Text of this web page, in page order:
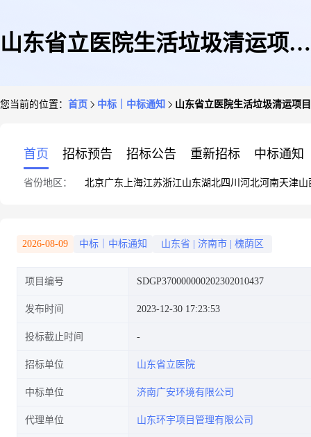
山东省立医院生活垃圾清运项目
您当前的位置： 首页 中标｜中标通知 山东省立医院生活垃圾清运项
首页 招标预告 招标公告 重新招标 中标通知
省份地区： 北京广东 上海江苏浙江山东湖北四川 河北河南天津山
2026-08-09 中标｜中标通知 山东省 济南市 槐荫区
项目编号 SDGP370000000202302010437
发布时间 2023-12-30 17:23:53
投标截止时间
招标单位 山东省立医院
中标单位 济南广安环境有限公司
代理单位 山东环宇项目管理有限公司